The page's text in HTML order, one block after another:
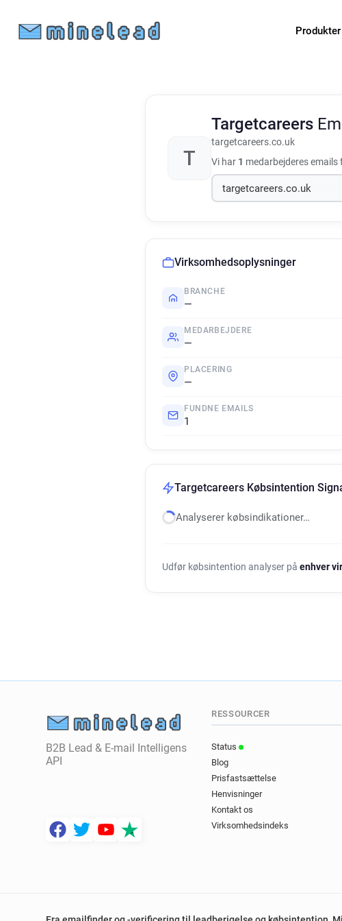
Produkter
T
Targetcareers
targetcareers.co.uk
Vi har 1 medarbejderes emails
Virksomhedsoplysninger
BRANCHE
—
MEDARBEJDERE
—
PLACERING
—
FUNDNE EMAILS
1
Targetcareers Købsintention
Analyserer købsindikationer…
Udfør købsintention analyser på enhver
B2B Lead & E-mail Intelligens
API
RESSOURCER
Status
Blog
Prisfastsættelse
Henvisninger
Kontakt os
Virksomhedsindeks